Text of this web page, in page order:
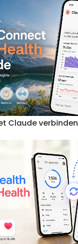
Claude verbinden